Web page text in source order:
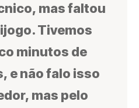
mas faltou
Tivemos
minutos de
e não falo isso
mas pelo